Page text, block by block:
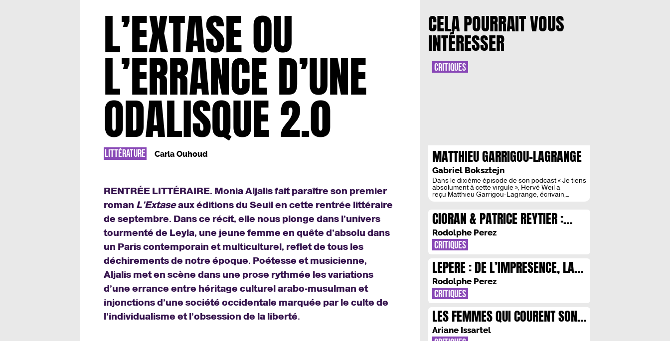
L’EXTASE OU
L’ERRANCE D’UNE
ODALISQUE 2.0
LITTÉRATURE Carla Ouhoud
RENTRÉE LITTÉRAIRE. Monia Aljalis fait paraître son premier
roman L’Extaseaux éditions du Seuil en cette rentrée littéraire
de septembre. Dans ce récit, elle nous plonge dans l’univers
tourmenté de Leyla, une jeune femme en quête d’absolu dans
un Paris contemporain et multiculturel, reflet de tous les
déchirements de notre époque. Poétesse et musicienne,
Aljalis met en scène dans une prose rythmée les variations
d’une errance entre héritage culturel arabo-musulman et
injonctions d’une société occidentale marquée par le culte de
l’individualisme et l’obsession de la liberté.
CELA POURRAIT VOUS
INTÉRESSER
MATTHIEU GARRIGOU-LAGRANGE
: « LA FICTION NE DOIT PAS
TOUJOURS CHERCHER A AVOIR
UNE ACTION SUR LE MONDE »
Gabriel Boksztejn
Dans le dixième épisode de son podcast « Je tiens
absolument à cette virgule », Hervé Weil a
reçu Matthieu Garrigou-Lagrange, écrivain,
vie, une œuvre. Lors de cet entretien, il revient sur
l’influence de sa production radiophonique sur
son dernier roman, intitulé Le Brutaliste, […]
CRITIQUES
CIORAN & PATRICE REYTIER :
CIORAN EN VACANCES
Rodolphe Perez
CRITIQUES
LEPERE : DE L’IMPRESENCE, LA
BESOGNE
Rodolphe Perez
CRITIQUES
LES FEMMES QUI COURENT SONT
DANGEREUSES
Ariane Issartel